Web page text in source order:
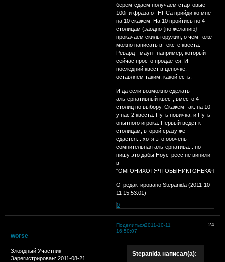
берем-сдаём получаем стартовые
100г и фраза от НПСа прийди ко мне
на 10 скажем. На 10 пройтись по 4
столицам (заодно {по желанию}
прокачаем скилы оружия, о чем тоже
можно написать в тексте квеста.
Ревард - маунт например, который
сейчас просто продается. И
последний квест в цепочке,
оставляем таким, какой есть.
И да если возможно сделать
альтернативный квест, вместо 4
столиц по выбору. Скажем так: на 10
у нас 2 квеста: Путь новичка. и Путь
опытного игрока. Первый ведет к
столицам, второй сразу же
сдается....хотя это ооочень
сомнительная альтернатива... но
пишу это дабы Ноустресс не винили
в
Отредактировано Stepanida (2011-10-
11 15:53:01)
0
Поделиться 24
2011-10-11
16:50:07
worse
Злоядный Участник
Зарегистрирован: 2011-08-21
Stepanida написал(а):